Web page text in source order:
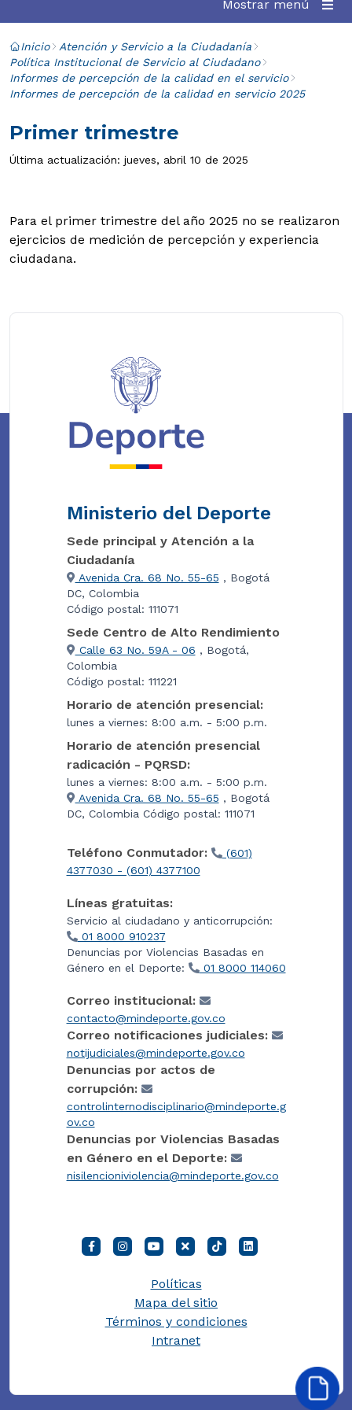
Mostrar menú
Inicio
Atención y Servicio a la Ciudadanía
Política Institucional de Servicio al Ciudadano
Informes de percepción de la calidad en el servicio
Informes de percepción de la calidad en servicio 2025
Primer trimestre
Última actualización: jueves, abril 10 de 2025
Para el primer trimestre del año 2025 no se realizaron
ejercicios de medición de percepción y experiencia
ciudadana.
Ministerio del Deporte
Sede principal y Atención a la
Ciudadanía
Avenida Cra. 68 No. 55-65 , Bogotá
DC, Colombia
Código postal: 111071
Sede Centro de Alto Rendimiento
Calle 63 No. 59A - 06 , Bogotá,
Colombia
Código postal: 111221
Horario de atención presencial:
lunes a viernes: 8:00 a.m. - 5:00 p.m.
Horario de atención presencial
radicación - PQRSD:
lunes a viernes: 8:00 a.m. - 5:00 p.m.
Avenida Cra. 68 No. 55-65 , Bogotá
DC, Colombia Código postal: 111071
Teléfono Conmutador:
(601)
4377030 - (601) 4377100
Líneas gratuitas:
Servicio al ciudadano y anticorrupción:
01 8000 910237
Denuncias por Violencias Basadas en
Género en el Deporte:
01 8000 114060
Correo institucional:
contacto@mindeporte.gov.co
Correo notificaciones judiciales:
notijudiciales@mindeporte.gov.co
Denuncias por actos de
corrupción:
controlinternodisciplinario@mindeporte.g
ov.co
Denuncias por Violencias Basadas
en Género en el Deporte:
nisilencioniviolencia@mindeporte.gov.co
Políticas
Mapa del sitio
Términos y condiciones
Intranet